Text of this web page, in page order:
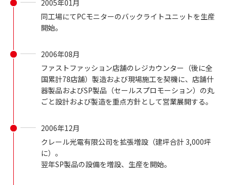
2005年01月
同工場にてPCモニターのバックライトユニットを生産
開始。
2006年08月
ファストファッション店舗のレジカウンター（後に全
国累計78店舗）製造および現場施工を契機に、店舗什
器製品およびSP製品（セールスプロモーション）の丸
ごと設計および製造を重点方針として営業展開する。
2006年12月
クレール光電有限公司を拡張増設（建坪合計 3,000坪
に）。
翌年SP製品の設備を増設、生産を開始。